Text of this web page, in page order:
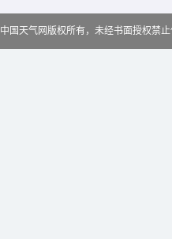
中国天气网版权所有，未经书面授权